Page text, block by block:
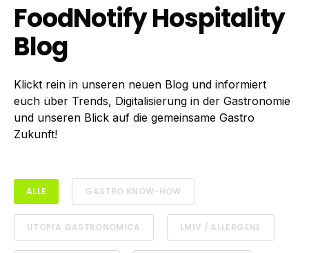
FoodNotify Hospitality
Blog
Klickt rein in unseren neuen Blog und informiert
euch über Trends, Digitalisierung in der Gastronomie
und unseren Blick auf die gemeinsame Gastro
Zukunft!
ALLE GASTRO KNOW-HOW
UTOPIA GASTRONOMICA LMIV / ALLERGENE